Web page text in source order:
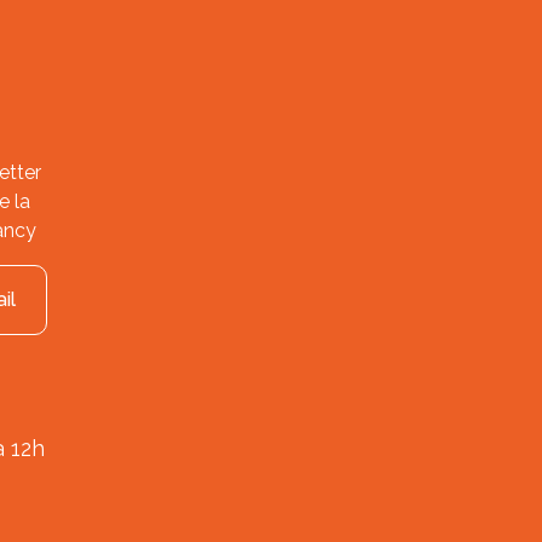
la
12h